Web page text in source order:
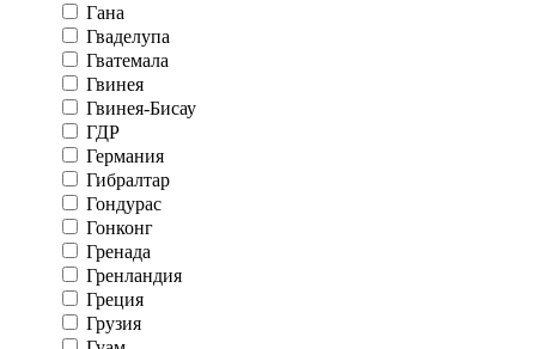
Гана
Гваделупа
Гватемала
Гвинея
Гвинея-Бисау
ГДР
Германия
Гибралтар
Гондурас
Гонконг
Гренада
Гренландия
Греция
Грузия